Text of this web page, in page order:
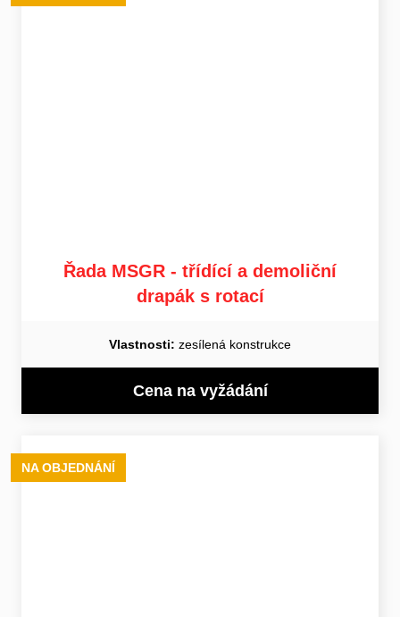
Řada MSGR - třídící a demoliční
drapák s rotací
Vlastnosti: zesílená konstrukce
Cena na vyžádání
NA OBJEDNÁNÍ